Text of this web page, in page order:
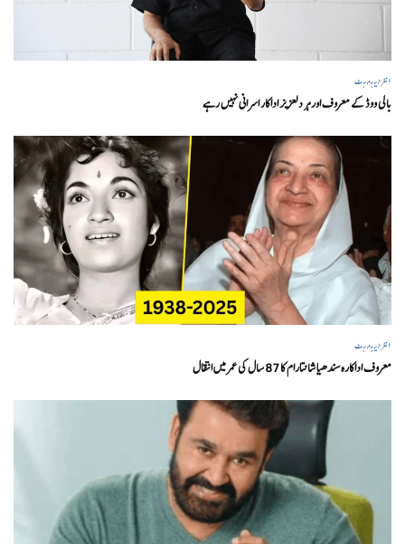
انٹرٹینمنٹ
بالی ووڈ کے معروف اور ہر دلعزیز اداکار اسرانی نہیں رہے
انٹرٹینمنٹ
معروف اداکارہ سندھیا شانتارام کا 87 سال کی عمر میں انتقال